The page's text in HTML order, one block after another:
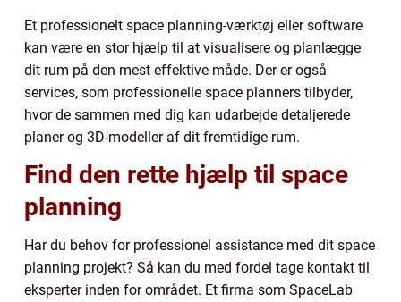
Et professionelt space planning-værktøj eller software
kan være en stor hjælp til at visualisere og planlægge
dit rum på den mest effektive måde. Der er også
services, som professionelle space planners tilbyder,
hvor de sammen med dig kan udarbejde detaljerede
planer og 3D-modeller af dit fremtidige rum.
Find den rette hjælp til space
planning
Har du behov for professionel assistance med dit space
planning projekt? Så kan du med fordel tage kontakt til
eksperter inden for området. Et firma som SpaceLab